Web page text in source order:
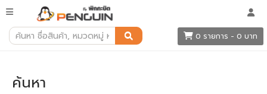
0 รายการ - 0 บาท
ค้นหา
ค้นหา